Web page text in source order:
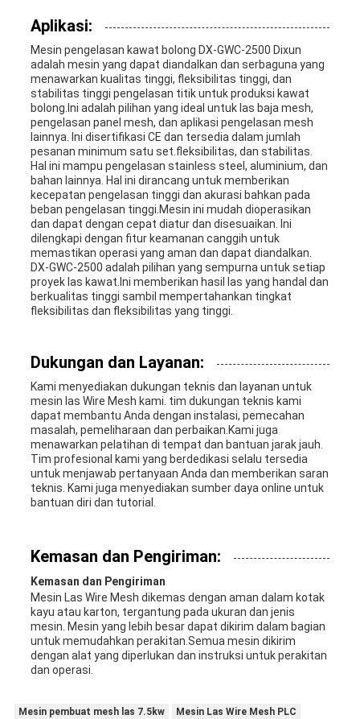
Aplikasi:
Mesin pengelasan kawat bolong DX-GWC-2500 Dixun
adalah mesin yang dapat diandalkan dan serbaguna yang
menawarkan kualitas tinggi, fleksibilitas tinggi, dan
stabilitas tinggi pengelasan titik untuk produksi kawat
bolong.Ini adalah pilihan yang ideal untuk las baja mesh,
pengelasan panel mesh, dan aplikasi pengelasan mesh
lainnya. Ini disertifikasi CE dan tersedia dalam jumlah
pesanan minimum satu set.fleksibilitas, dan stabilitas.
Hal ini mampu pengelasan stainless steel, aluminium, dan
bahan lainnya. Hal ini dirancang untuk memberikan
kecepatan pengelasan tinggi dan akurasi bahkan pada
beban pengelasan tinggi.Mesin ini mudah dioperasikan
dan dapat dengan cepat diatur dan disesuaikan. Ini
dilengkapi dengan fitur keamanan canggih untuk
memastikan operasi yang aman dan dapat diandalkan.
DX-GWC-2500 adalah pilihan yang sempurna untuk setiap
proyek las kawat.Ini memberikan hasil las yang handal dan
berkualitas tinggi sambil mempertahankan tingkat
fleksibilitas dan fleksibilitas yang tinggi.
Dukungan dan Layanan:
Kami menyediakan dukungan teknis dan layanan untuk
mesin las Wire Mesh kami. tim dukungan teknis kami
dapat membantu Anda dengan instalasi, pemecahan
masalah, pemeliharaan dan perbaikan.Kami juga
menawarkan pelatihan di tempat dan bantuan jarak jauh.
Tim profesional kami yang berdedikasi selalu tersedia
untuk menjawab pertanyaan Anda dan memberikan saran
teknis. Kami juga menyediakan sumber daya online untuk
bantuan diri dan tutorial.
Kemasan dan Pengiriman:
Kemasan dan Pengiriman
Mesin Las Wire Mesh dikemas dengan aman dalam kotak
kayu atau karton, tergantung pada ukuran dan jenis
mesin. Mesin yang lebih besar dapat dikirim dalam bagian
untuk memudahkan perakitan.Semua mesin dikirim
dengan alat yang diperlukan dan instruksi untuk perakitan
dan operasi.
Mesin pembuat mesh las 7.5kw
Mesin Las Wire Mesh PLC